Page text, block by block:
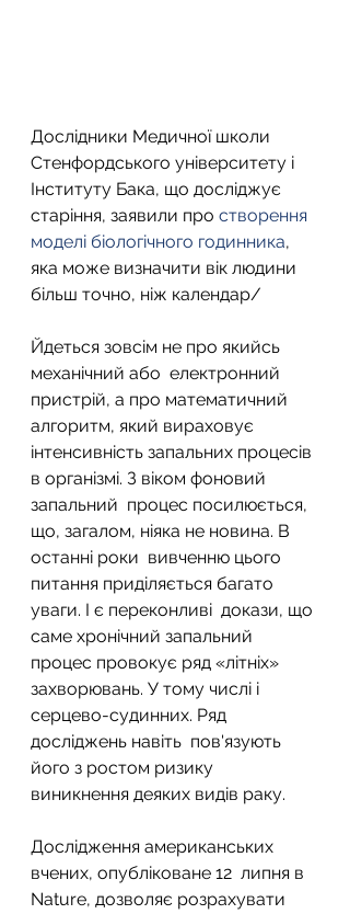
Дослідники Медичної школи
Стенфордського університету і
Інституту Бака, що досліджує
старіння, заявили про створення
моделі біологічного годинника,
яка може визначити вік людини
більш точно, ніж календар/
Йдеться зовсім не про якийсь
механічний або  електронний
пристрій, а про математичний
алгоритм, який вираховує
інтенсивність запальних процесів
в організмі. З віком фоновий
запальний  процес посилюється,
що, загалом, ніяка не новина. В
останні роки  вивченню цього
питання приділяється багато
уваги. І є переконливі  докази, що
саме хронічний запальний
процес провокує ряд «літніх»
захворювань. У тому числі і
серцево-судинних. Ряд
досліджень навіть  пов'язують
його з ростом ризику
виникнення деяких видів раку.
Дослідження американських
вчених, опубліковане 12  липня в
Nature, дозволяє розрахувати